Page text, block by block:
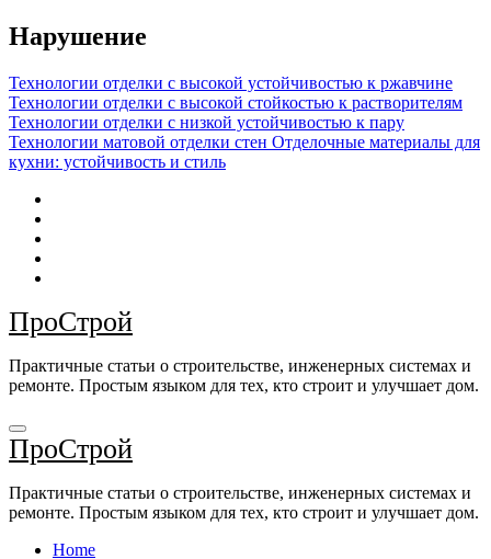
Перейти
к
Нарушение
Технологии отделки с высокой устойчивостью к ржавчине
Технологии отделки с высокой стойкостью к растворителям
Технологии отделки с низкой устойчивостью к пару
Технологии матовой отделки стен Отделочные материалы для
кухни: устойчивость и стиль
ПроСтрой
Практичные статьи о строительстве, инженерных системах и
ремонте. Простым языком для тех, кто строит и улучшает дом.
ПроСтрой
Практичные статьи о строительстве, инженерных системах и
ремонте. Простым языком для тех, кто строит и улучшает дом.
Home